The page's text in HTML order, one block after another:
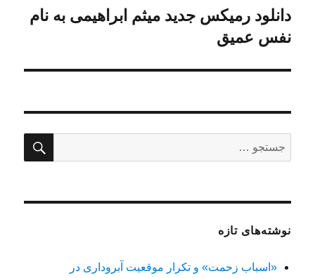
نوشته
بعدی:
دانلود رمیکس جدید میثم ابراهیمی به نام
نفس عمیق
برای:
نوشته‌های تازه
«اسباب زحمت» و تکرار موقعیت آبروداری در